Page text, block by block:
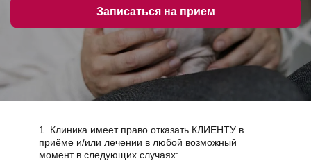
Записаться на прием
1. Клиника имеет право отказать КЛИЕНТУ в
приёме и/или лечении в любой возможный
момент в следующих случаях: